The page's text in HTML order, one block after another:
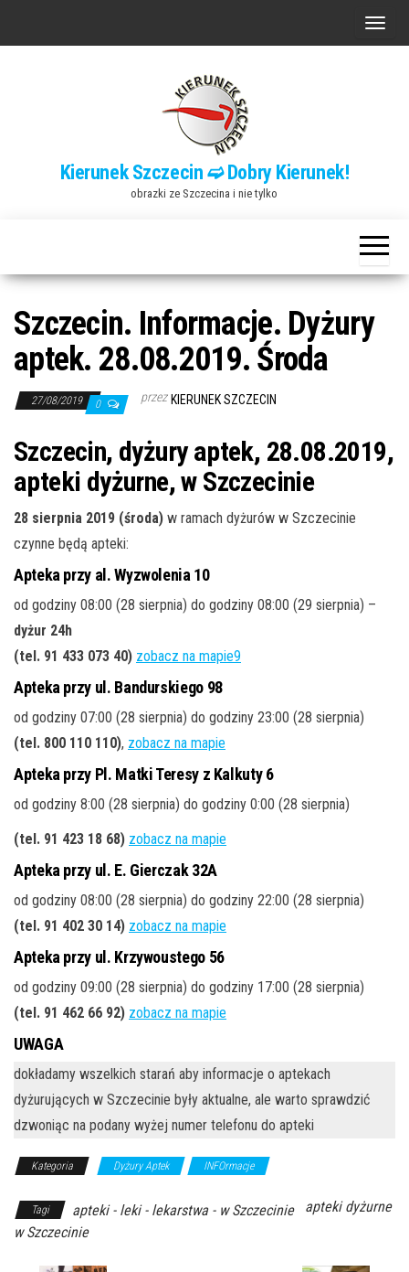
P
n
a
w
ę
Kierunek Szczecin ➫ Dobry Kierunek!
obrazki ze Szczecina i nie tylko
Szczecin. Informacje. Dyżury
aptek. 28.08.2019. Środa
27/08/2019 0 przez KIERUNEK SZCZECIN
Szczecin, dyżury aptek, 28.08.2019,
apteki dyżurne, w Szczecinie
28 sierpnia 2019 (środa) w ramach dyżurów w Szczecinie
czynne będą apteki:
Apteka przy al. Wyzwolenia 10
od godziny 08:00 (28 sierpnia) do godziny 08:00 (29 sierpnia) –
dyżur 24h
(tel. 91 433 073 40) zobacz na mapie9
Apteka przy ul. Bandurskiego 98
od godziny 07:00 (28 sierpnia) do godziny 23:00 (28 sierpnia)
(tel. 800 110 110), zobacz na mapie
Apteka przy Pl. Matki Teresy z Kalkuty 6
od godziny 8:00 (28 sierpnia) do godziny 0:00 (28 sierpnia)
(tel. 91 423 18 68) zobacz na mapie
Apteka przy ul. E. Gierczak 32A
od godziny 08:00 (28 sierpnia) do godziny 22:00 (28 sierpnia)
(tel. 91 402 30 14) zobacz na mapie
Apteka przy ul. Krzywoustego 56
od godziny 09:00 (28 sierpnia) do godziny 17:00 (28 sierpnia)
(tel. 91 462 66 92) zobacz na mapie
UWAGA
dokładamy wszelkich starań aby informacje o aptekach
dyżurujących w Szczecinie były aktualne, ale warto sprawdzić
dzwoniąc na podany wyżej numer telefonu do apteki
Kategoria Dyżury Aptek INFOrmacje
Tagi apteki - leki - lekarstwa - w Szczecinie
apteki dyżurne
w Szczecinie